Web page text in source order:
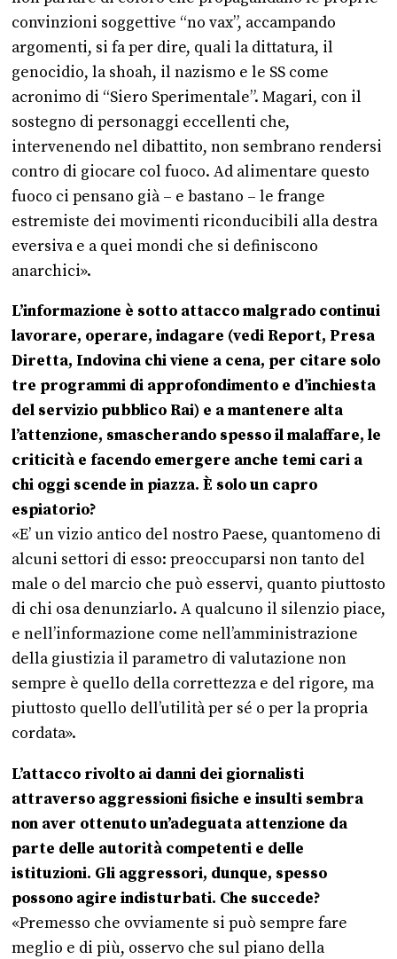
convinzioni soggettive “no vax”, accampando
argomenti, si fa per dire, quali la dittatura, il
genocidio, la shoah, il nazismo e le SS come
acronimo di “Siero Sperimentale”. Magari, con il
sostegno di personaggi eccellenti che,
intervenendo nel dibattito, non sembrano rendersi
contro di giocare col fuoco. Ad alimentare questo
fuoco ci pensano già – e bastano – le frange
estremiste dei movimenti riconducibili alla destra
eversiva e a quei mondi che si definiscono
anarchici».
L’informazione è sotto attacco malgrado continui
lavorare, operare, indagare (vedi Report, Presa
Diretta, Indovina chi viene a cena, per citare solo
tre programmi di approfondimento e d’inchiesta
del servizio pubblico Rai) e a mantenere alta
l’attenzione, smascherando spesso il malaffare, le
criticità e facendo emergere anche temi cari a
chi oggi scende in piazza. È solo un capro
espiatorio?
«E’ un vizio antico del nostro Paese, quantomeno di
alcuni settori di esso: preoccuparsi non tanto del
male o del marcio che può esservi, quanto piuttosto
di chi osa denunziarlo. A qualcuno il silenzio piace,
e nell’informazione come nell’amministrazione
della giustizia il parametro di valutazione non
sempre è quello della correttezza e del rigore, ma
piuttosto quello dell’utilità per sé o per la propria
cordata».
L’attacco rivolto ai danni dei giornalisti
attraverso aggressioni fisiche e insulti sembra
non aver ottenuto un’adeguata attenzione da
parte delle autorità competenti e delle
istituzioni. Gli aggressori, dunque, spesso
possono agire indisturbati. Che succede?
«Premesso che ovviamente si può sempre fare
meglio e di più, osservo che sul piano della